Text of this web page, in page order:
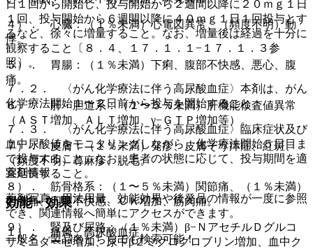
４）． 心臓：（１％未満）心電図異常、（頻度不明）動
悸。
５）． 胃腸：（１％未満）下痢、腹部不快感、悪心、腹
痛。
６）． 肝・胆道系：（１〜５％未満）肝機能検査値異常
（ＡＳＴ増加、ＡＬＴ増加、γ−ＧＴＰ増加等）。
７）． 皮膚：（１％未満）発疹、皮膚そう痒症、紅斑、
（頻度不明）蕁麻疹、脱毛。
８）． 筋骨格系：（１〜５％未満）関節痛、（１％未満）
四肢痛、四肢不快感、ＣＫ増加、筋肉痛。
９）． 腎及び尿路：（１％未満）β−ＮアセチルＤグルコ
サミニダーゼ増加、尿中β２ミクログロブリン増加、血中ク
日１回から開始し、投与開始から２週間以降に２０ｍｇ１日
１回、投与開始から６週間以降に４０ｍｇ１日１回投与とす
るなど、徐々に増量すること。なお、増量後は経過を十分に
観察すること〔８．４、１７．１．１−１７．１．３参
照〕。
７．２． 〈がん化学療法に伴う高尿酸血症〉本剤は、がん
化学療法開始１〜２日前から投与を開始すること。
７．３． 〈がん化学療法に伴う高尿酸血症〉臨床症状及び
血中尿酸値をモニタリングしながら、化学療法開始５日目ま
で投与すること。なお、患者の状態に応じて、投与期間を適
宜延長すること。
効能・効果
１）． 痛風、高尿酸血症。
薬剤情報
薬剤写真、用法用量、効能効果や後発品の情報が一度に参照
でき、関連情報へ簡単にアクセスができます。
一般名、製品名どちらでも検索可能！